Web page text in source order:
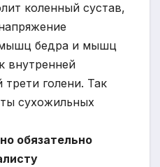
коленный сустав,
бедра и мышц
внутренней
голени. Так
сухожильных
обязательно